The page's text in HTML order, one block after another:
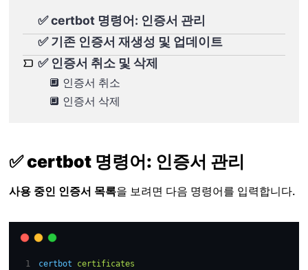
✅ certbot 명령어: 인증서 관리
✅ 기존 인증서 재생성 및 업데이트
✅ 인증서 취소 및 삭제
🔲 인증서 취소
🔲 인증서 삭제
✅ certbot 명령어: 인증서 관리
사용 중인 인증서 목록을 보려면 다음 명령어를 입력합니다.
certbot certificates